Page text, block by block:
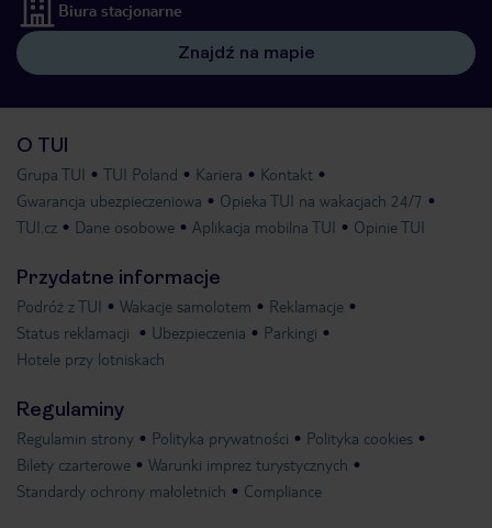
Biura stacjonarne
Znajdź na mapie
O TUI
Grupa TUI TUI Poland Kariera
Kontakt
Gwarancja ubezpieczeniowa
Opieka TUI na wakacjach 24/7
TUI.cz
Dane osobowe Aplikacja mobilna TUI Opinie TUI
Przydatne informacje
Podróż z TUI Wakacje samolotem
Reklamacje
Status reklamacji
Ubezpieczenia
Parkingi
Hotele przy lotniskach
Regulaminy
Regulamin strony Polityka prywatności
Polityka cookies
Bilety czarterowe
Warunki imprez turystycznych
Standardy ochrony małoletnich
Compliance